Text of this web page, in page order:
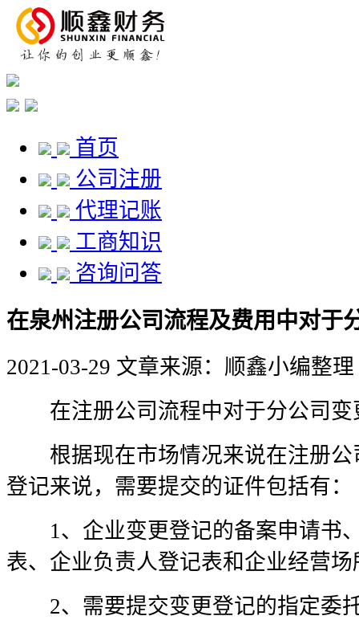
首页
公司注册
代理记账
工商知识
咨询问答
在泉州注册公司流程及费用中对于
2021-03-29 文章来源：顺鑫小编整理
在注册公司流程中对于分公司变
根据现在市场情况来说在注册公
登记来说，需要提交的证件包括有：
1、企业变更登记的备案申请书
表、企业负责人登记表和企业经营
2、需要提交变更登记的指定委